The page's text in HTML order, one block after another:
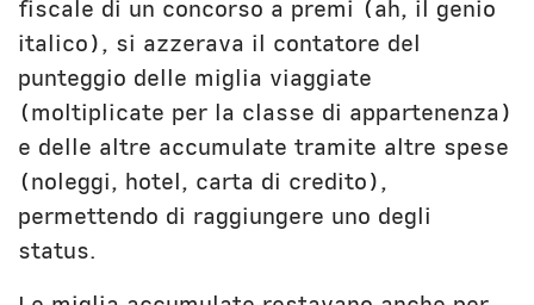
fiscale di un concorso a premi (ah, il genio
italico), si azzerava il contatore del
punteggio delle miglia viaggiate
(moltiplicate per la classe di appartenenza)
e delle altre accumulate tramite altre spese
(noleggi, hotel, carta di credito),
permettendo di raggiungere uno degli
status.